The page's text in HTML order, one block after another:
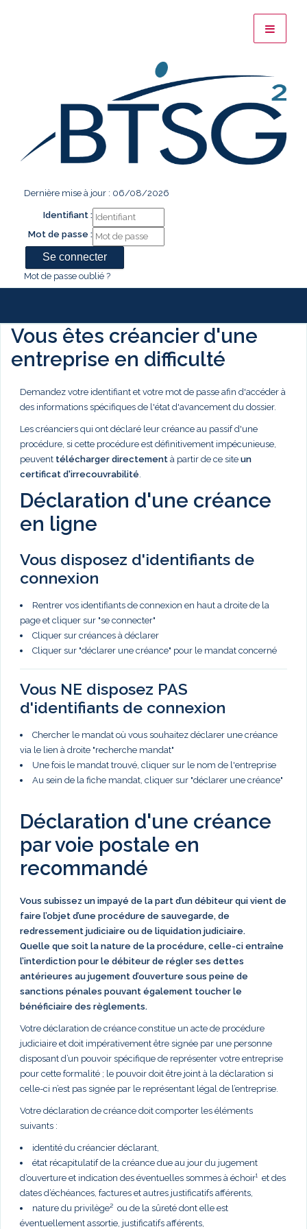
Dernière mise à jour : 06/08/2026
Identifiant :
Mot de passe :
Mot de passe oublié ?
Vous êtes créancier d'une
entreprise en difficulté
Demandez votre identifiant et votre mot de passe afin d'accéder à
des informations spécifiques de l'état d'avancement du dossier.
Les créanciers qui ont déclaré leur créance au passif d'une
procédure, si cette procédure est définitivement impécunieuse,
peuvent télécharger directement à partir de ce site un
certificat d'irrecouvrabilité.
Déclaration d'une créance
en ligne
Vous disposez d'identifiants de
connexion
Rentrer vos identifiants de connexion en haut a droite de la
page et cliquer sur "se connecter"
Cliquer sur créances à déclarer
Cliquer sur "déclarer une créance" pour le mandat concerné
Vous NE disposez PAS
d'identifiants de connexion
Chercher le mandat où vous souhaitez déclarer une créance
via le lien à droite "recherche mandat"
Une fois le mandat trouvé, cliquer sur le nom de l'entreprise
Au sein de la fiche mandat, cliquer sur "déclarer une créance"
Déclaration d'une créance
par voie postale en
recommandé
Vous subissez un impayé de la part d’un débiteur qui vient de
faire l’objet d’une procédure de sauvegarde, de
redressement judiciaire ou de liquidation judiciaire.
Quelle que soit la nature de la procédure, celle-ci entraîne
l’interdiction pour le débiteur de régler ses dettes
antérieures au jugement d’ouverture sous peine de
sanctions pénales pouvant également toucher le
bénéficiaire des règlements.
Votre déclaration de créance constitue un acte de procédure
judiciaire et doit impérativement être signée par une personne
disposant d’un pouvoir spécifique de représenter votre entreprise
pour cette formalité ; le pouvoir doit être joint à la déclaration si
celle-ci n’est pas signée par le représentant légal de l’entreprise.
Votre déclaration de créance doit comporter les éléments
suivants :
identité du créancier déclarant,
état récapitulatif de la créance due au jour du jugement
d’ouverture et indication des éventuelles sommes à échoir¹ et des
dates d’échéances, factures et autres justificatifs afférents,
nature du privilège² ou de la sûreté dont elle est
éventuellement assortie, justificatifs afférents,